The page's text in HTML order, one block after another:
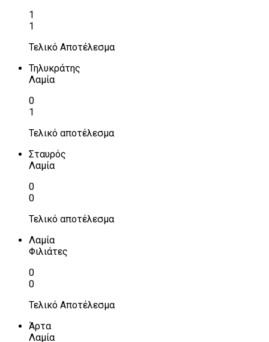
1
1
Τελικό Αποτέλεσμα
Τηλυκράτης
Λαμία
0
1
Τελικό αποτέλεσμα
Σταυρός
Λαμία
0
0
Τελικό αποτέλεσμα
Λαμία
Φιλιάτες
0
0
Τελικό Αποτέλεσμα
Άρτα
Λαμία